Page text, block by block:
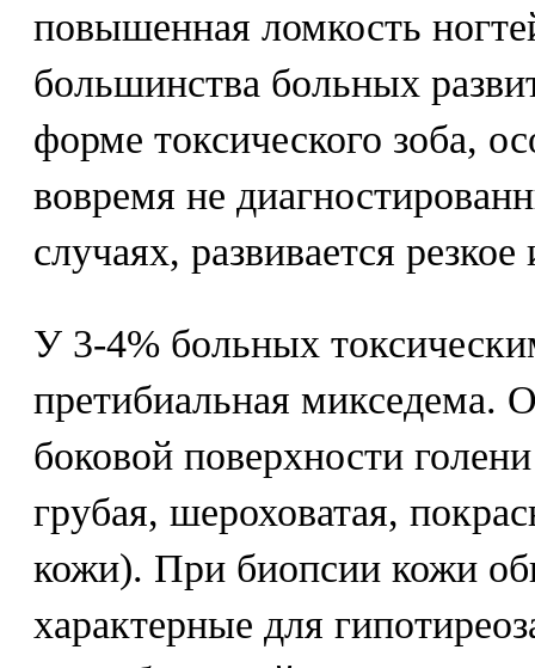
повышенная ломкость
большинства больных
форме токсического зоба,
вовремя не
случаях, развивается
У 3-4% больных
претибиальная микседема.
боковой поверхности
грубая, шероховатая,
кожи). При биопсии кожи
характерные для